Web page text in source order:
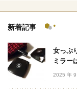
新着記事
女っぷ
ミラー
2025 年 9